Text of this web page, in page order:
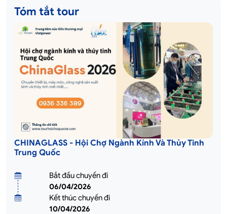
Tóm tắt tour
CHINAGLASS - Hội Chợ Ngành Kính Và Thủy Tinh
Trung Quốc
Bắt đầu chuyến đi
06/04/2026
Kết thúc chuyến đi
10/04/2026